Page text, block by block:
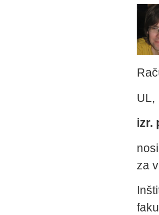
UL,
izr.
za